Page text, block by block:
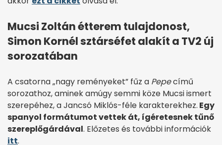
Mucsi Zoltán étterem tulajdonost,
Simon Kornél sztárséfet alakít a TV2 új
sorozatában
A csatorna „nagy reményeket” fűz a Pepecímű
sorozathoz, aminek amúgy semmi köze Mucsi ismert
szerepéhez, a Jancsó Miklós-féle karakterekhez. Egy
spanyol formátumot vettek át, ígéretesnek tűnő
szereplőgárdával. Előzetes és további információk
itt.